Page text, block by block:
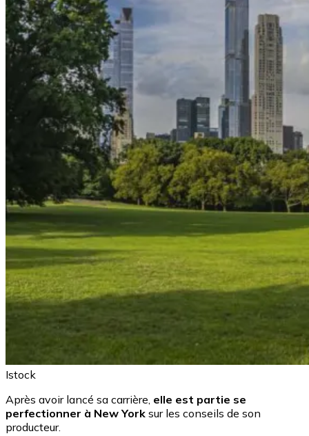
Istock
Après avoir lancé sa carrière, elle est partie se
perfectionner à New York sur les conseils de son
producteur.